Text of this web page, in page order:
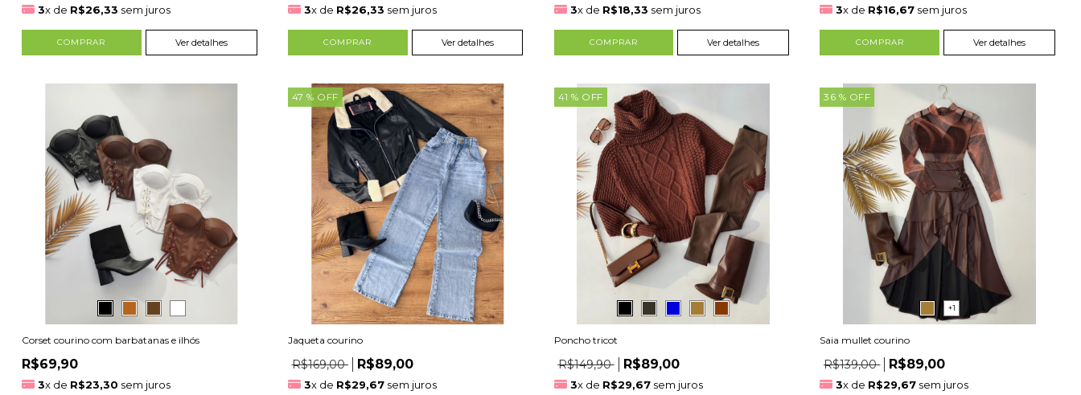
3x de R$26,33 sem juros
COMPRAR Ver detalhes
3x de R$26,33 sem juros
COMPRAR Ver detalhes
3x de R$18,33 sem juros
COMPRAR Ver detalhes
3x de R$16,67 sem juros
COMPRAR Ver detalhes
Corset courino com barbatanas e ilhós
R$69,90
3x de R$23,30 sem juros
47 % OFF
Jaqueta courino
R$169,00 R$89,00
3x de R$29,67sem juros
41 % OFF
Poncho tricot
R$149,90 R$89,00
3x de R$29,67sem juros
36 % OFF
+1
Saia mullet courino
R$139,00 R$89,00
3x de R$29,67 sem juros